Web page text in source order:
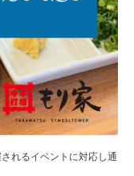
れるイベントに対応し通